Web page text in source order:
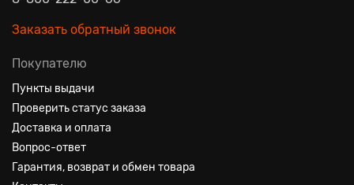
Заказать обратный звонок
Покупателю
Пункты выдачи
Проверить статус заказа
Доставка и оплата
Вопрос-ответ
Гарантия, возврат и обмен товара